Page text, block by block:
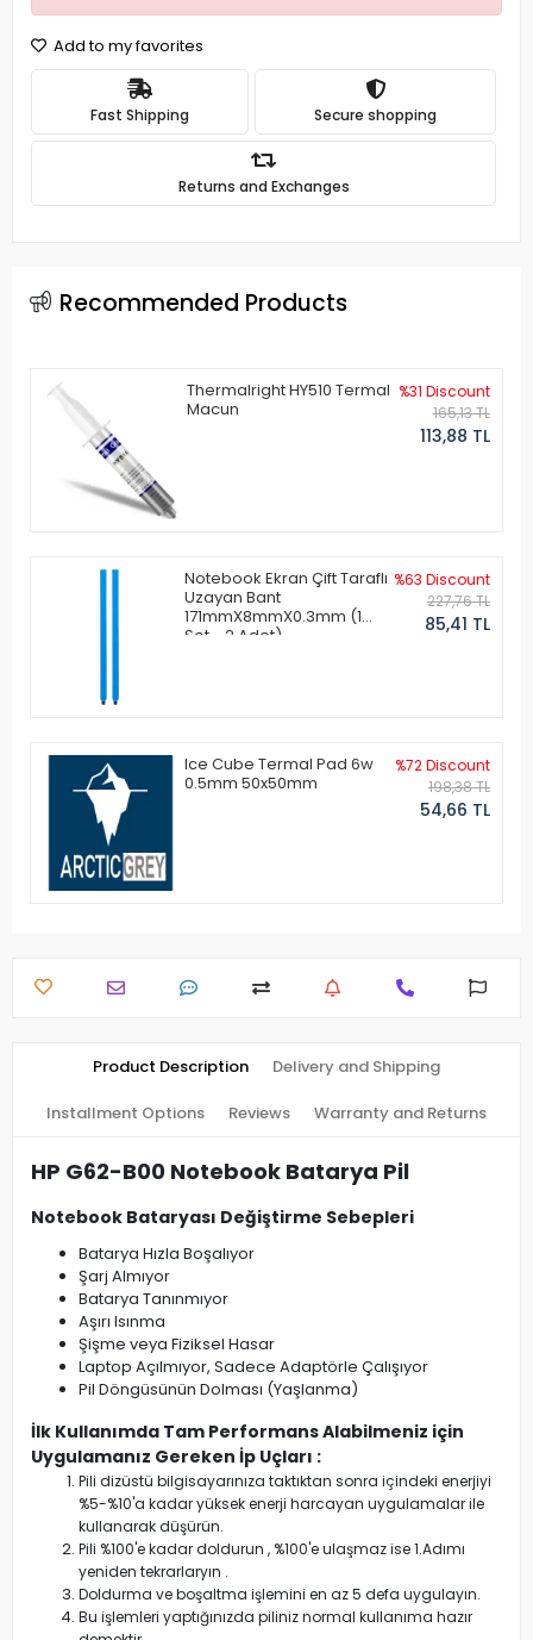
Add to my favorites
Fast Shipping Secure shopping
Returns and Exchanges
Recommended Products
Thermalright HY510 Termal
Macun
%31 Discount
165,13 TL
113,88 TL
Notebook Ekran Çift Taraflı
Uzayan Bant
171mmX8mmX0.3mm (1
Set - 2 Adet)
%63 Discount
227,76 TL
85,41 TL
Ice Cube Termal Pad 6w
0.5mm 50x50mm
%72 Discount
198,38 TL
54,66 TL
Product Description Delivery and Shipping
Installment Options Reviews Warranty and Returns
HP G62-B00 Notebook Batarya Pil
Notebook Bataryası Değiştirme Sebepleri
Batarya Hızla Boşalıyor
Şarj Almıyor
Batarya Tanınmıyor
Aşırı Isınma
Şişme veya Fiziksel Hasar
Laptop Açılmıyor, Sadece Adaptörle Çalışıyor
Pil Döngüsünün Dolması (Yaşlanma)
İlk Kullanımda Tam Performans Alabilmeniz için
Uygulamanız Gereken İp Uçları :
Pili dizüstü bilgisayarınıza taktıktan sonra içindeki enerjiyi
%5-%10'a kadar yüksek enerji harcayan uygulamalar ile
kullanarak düşürün.
Pili %100'e kadar doldurun , %100'e ulaşmaz ise 1.Adımı
yeniden tekrarlaryın .
Doldurma ve boşaltma işlemini en az 5 defa uygulayın.
Bu işlemleri yaptığınızda piliniz normal kullanıma hazır